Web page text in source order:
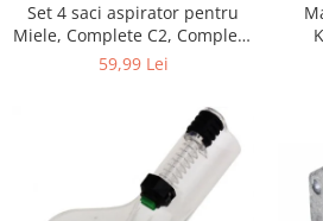
Set 4 saci aspirator pentru
Miele, Complete C2, Complete
C3, Classic C1, S8, S5, S2,
59,99 Lei